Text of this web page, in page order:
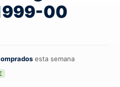
00
esta semana